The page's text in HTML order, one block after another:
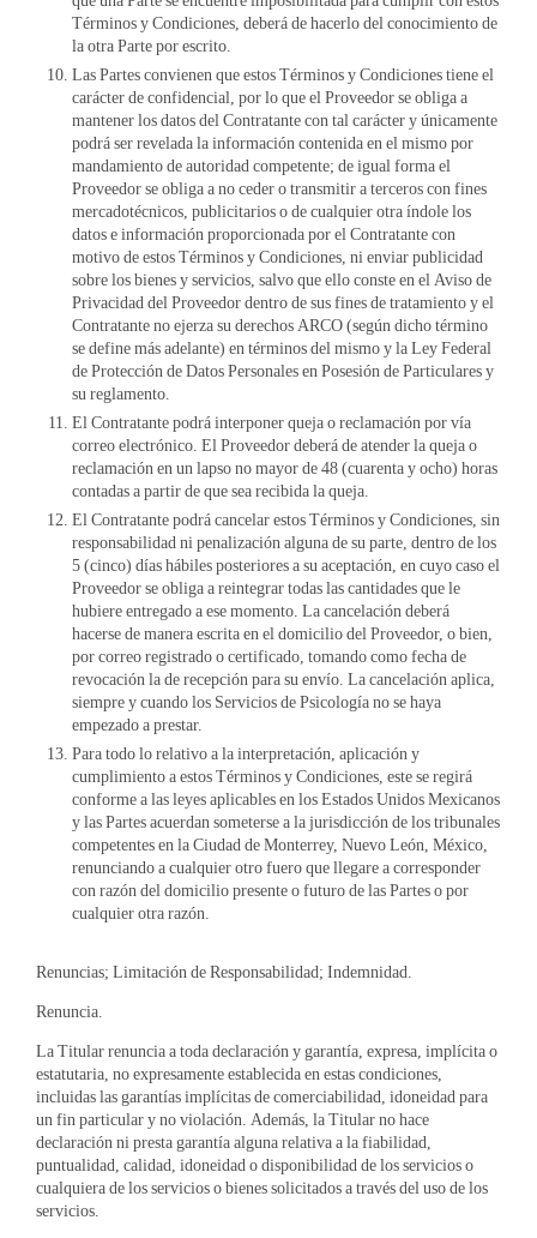
Términos y Condiciones, deberá de hacerlo del conocimiento de
la otra Parte por escrito.
Las Partes convienen que estos Términos y Condiciones tiene el
carácter de confidencial, por lo que el Proveedor se obliga a
mantener los datos del Contratante con tal carácter y únicamente
podrá ser revelada la información contenida en el mismo por
mandamiento de autoridad competente; de igual forma el
Proveedor se obliga a no ceder o transmitir a terceros con fines
mercadotécnicos, publicitarios o de cualquier otra índole los
datos e información proporcionada por el Contratante con
motivo de estos Términos y Condiciones, ni enviar publicidad
sobre los bienes y servicios, salvo que ello conste en el Aviso de
Privacidad del Proveedor dentro de sus fines de tratamiento y el
Contratante no ejerza su derechos ARCO (según dicho término
se define más adelante) en términos del mismo y la Ley Federal
de Protección de Datos Personales en Posesión de Particulares y
su reglamento.
El Contratante podrá interponer queja o reclamación por vía
correo electrónico. El Proveedor deberá de atender la queja o
reclamación en un lapso no mayor de 48 (cuarenta y ocho) horas
contadas a partir de que sea recibida la queja.
El Contratante podrá cancelar estos Términos y Condiciones, sin
responsabilidad ni penalización alguna de su parte, dentro de los
5 (cinco) días hábiles posteriores a su aceptación, en cuyo caso el
Proveedor se obliga a reintegrar todas las cantidades que le
hubiere entregado a ese momento. La cancelación deberá
hacerse de manera escrita en el domicilio del Proveedor, o bien,
por correo registrado o certificado, tomando como fecha de
revocación la de recepción para su envío. La cancelación aplica,
siempre y cuando los Servicios de Psicología no se haya
empezado a prestar.
Para todo lo relativo a la interpretación, aplicación y
cumplimiento a estos Términos y Condiciones, este se regirá
conforme a las leyes aplicables en los Estados Unidos Mexicanos
y las Partes acuerdan someterse a la jurisdicción de los tribunales
competentes en la Ciudad de Monterrey, Nuevo León, México,
renunciando a cualquier otro fuero que llegare a corresponder
con razón del domicilio presente o futuro de las Partes o por
cualquier otra razón.
Renuncias; Limitación de Responsabilidad; Indemnidad.
Renuncia.
La Titular renuncia a toda declaración y garantía, expresa, implícita o
estatutaria, no expresamente establecida en estas condiciones,
incluidas las garantías implícitas de comerciabilidad, idoneidad para
un fin particular y no violación. Además, la Titular no hace
declaración ni presta garantía alguna relativa a la fiabilidad,
puntualidad, calidad, idoneidad o disponibilidad de los servicios o
cualquiera de los servicios o bienes solicitados a través del uso de los
servicios.